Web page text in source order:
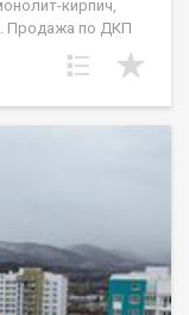
кирпич,
Продажа по ДКП